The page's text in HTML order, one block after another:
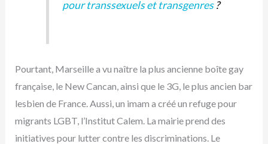
pour transsexuels et transgenres?
Pourtant, Marseille a vu naître la plus ancienne boîte gay
française, le New Cancan, ainsi que le 3G, le plus ancien bar
lesbien de France. Aussi, un imam a créé un refuge pour
migrants LGBT, l’Institut Calem. La mairie prend des
initiatives pour lutter contre les discriminations. Le